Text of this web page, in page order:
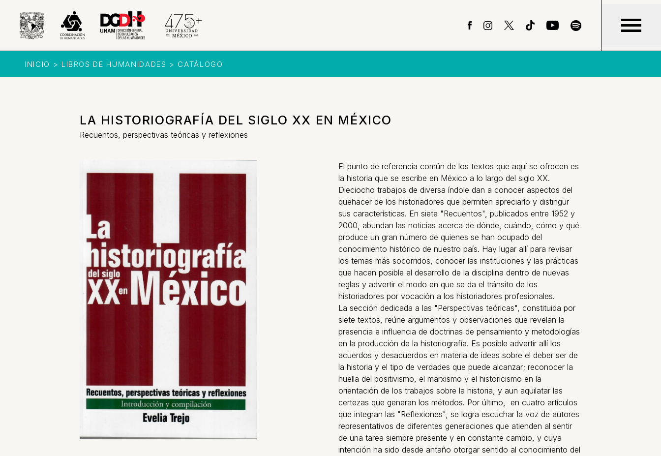
INICIO > LIBROS DE HUMANIDADES > CATÁLOGO
LA HISTORIOGRAFÍA DEL SIGLO XX EN MÉXICO
Recuentos, perspectivas teóricas y reflexiones
El punto de referencia común de los textos que aquí se ofrecen es
la historia que se escribe en México a lo largo del siglo XX.
Dieciocho trabajos de diversa índole dan a conocer aspectos del
quehacer de los historiadores que permiten apreciarlo y distingur
sus características. En siete "Recuentos", publicados entre 1952 y
2000, abundan las noticias acerca de dónde, cuándo, cómo y qué
produce un gran número de quienes se han ocupado del
conocimiento histórico de nuestro país. Hay lugar allí para revisar
los temas más socorridos, conocer las instituciones y las prácticas
que hacen posible el desarrollo de la disciplina dentro de nuevas
reglas y advertir el modo en que se da el tránsito de los
historiadores por vocación a los historiadores profesionales.
La sección dedicada a las "Perspectivas teóricas", constituida por
siete textos, reúne argumentos y observaciones que revelan la
presencia e influencia de doctrinas de pensamiento y metodologías
en la producción de la historiografía. Es posible advertir allí los
acuerdos y desacuerdos en materia de ideas sobre el deber ser de
la historia y el tipo de verdades que puede alcanzar; reconocer la
huella del positivismo, el marxismo y el historicismo en la
orientación de los trabajos sobre la historia, y aun aquilatar las
certezas que generan los métodos. Por último, en cuatro artículos
que integran las "Reflexiones", se logra escuchar la voz de autores
representativos de diferentes generaciones que atienden al sentir
de una tarea siempre presente y en constante cambio, y cuya
intención ha sido desde antaño otorgar sentido al conocimiento del